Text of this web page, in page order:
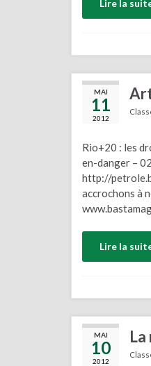
Lire la
MAI
11
2012
Rio+20 : les
en-danger –
http://
accrochons à
Lire la
MAI
10
2012
La